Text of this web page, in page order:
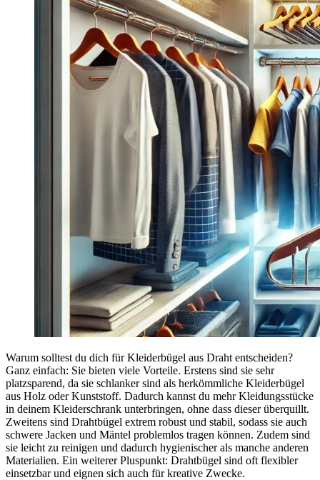
Warum solltest du dich für Kleiderbügel aus Draht entscheiden?
Ganz einfach: Sie bieten viele Vorteile. Erstens sind sie sehr
platzsparend, da sie schlanker sind als herkömmliche Kleiderbügel
aus Holz oder Kunststoff. Dadurch kannst du mehr Kleidungsstücke
in deinem Kleiderschrank unterbringen, ohne dass dieser überquillt.
Zweitens sind Drahtbügel extrem robust und stabil, sodass sie auch
schwere Jacken und Mäntel problemlos tragen können. Zudem sind
sie leicht zu reinigen und dadurch hygienischer als manche anderen
Materialien. Ein weiterer Pluspunkt: Drahtbügel sind oft flexibler
einsetzbar und eignen sich auch für kreative Zwecke.